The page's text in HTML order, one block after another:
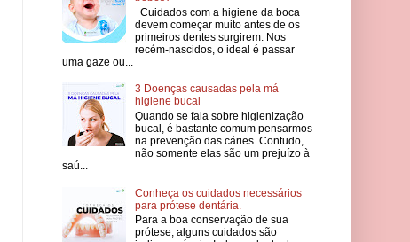
Cuidados com a higiene da boca
devem começar muito antes de os
primeiros dentes surgirem. Nos
recém-nascidos, o ideal é passar
uma gaze ou...
3 Doenças causadas pela má
higiene bucal
Quando se fala sobre higienização
bucal, é bastante comum pensarmos
na prevenção das cáries. Contudo,
não somente elas são um prejuízo à
saú...
Conheça os cuidados necessários
para prótese dentária.
Para a boa conservação de sua
prótese, alguns cuidados são